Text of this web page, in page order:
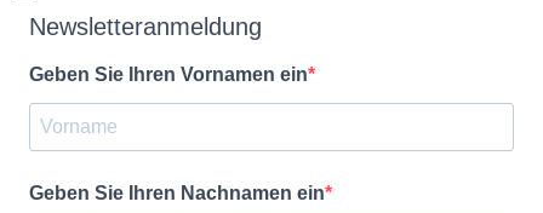
Newsletteranmeldung
Geben Sie Ihren Vornamen ein
Geben Sie Ihren Nachnamen ein